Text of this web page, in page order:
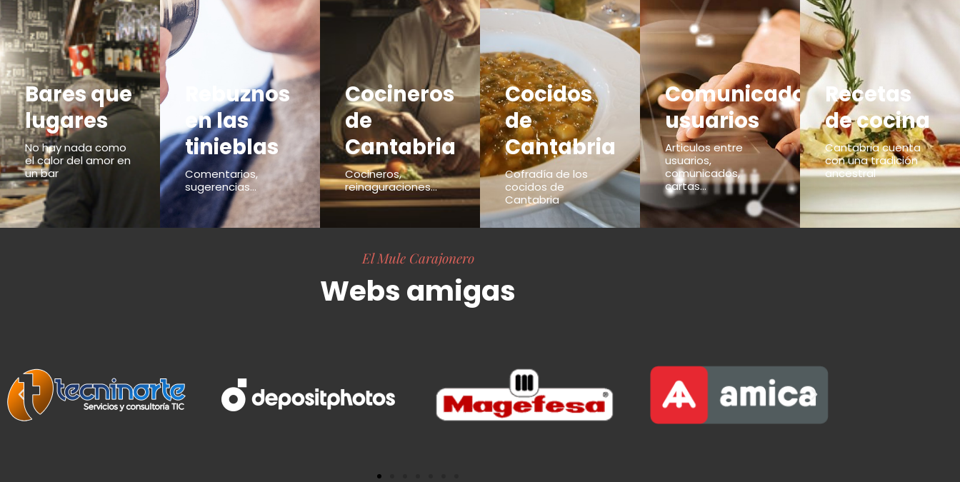
Bares que
lugares
No hay nada como
el calor del amor en
un bar
Rebuznos
en las
tinieblas
Comentarios,
sugerencias...
Cocineros
de
Cantabria
Cocineros,
reinaguraciones...
Cocidos
de
Cantabria
Cofradía de los
cocidos de
Cantabria
Comunicados
usuarios
Articulos entre
usuarios,
comunicados,
cartas...
Recetas
de cocina
Cantabria cuenta
con una tradición
ancestral
El Mule Carajonero
Webs amigas